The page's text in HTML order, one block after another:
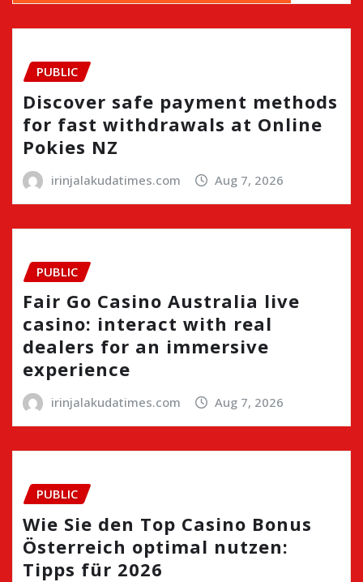
PUBLIC
Discover safe payment methods
for fast withdrawals at Online
Pokies NZ
irinjalakudatimes.com Aug 7, 2026
PUBLIC
Fair Go Casino Australia live
casino: interact with real
dealers for an immersive
experience
irinjalakudatimes.com Aug 7, 2026
PUBLIC
Wie Sie den Top Casino Bonus
Österreich optimal nutzen:
Tipps für 2026